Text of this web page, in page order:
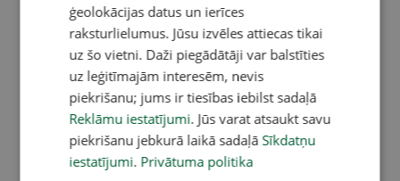
ģeolokācijas datus un ierīces
raksturlielumus. Jūsu izvēles attiecas tikai
uz šo vietni. Daži piegādātāji var balstīties
uz leģitīmajām interesēm, nevis
piekrišanu; jums ir tiesības iebilst sadaļā
Reklāmu iestatījumi. Jūs varat atsaukt savu
piekrišanu jebkurā laikā sadaļā Sīkdatņu
iestatījumi. Privātuma politika